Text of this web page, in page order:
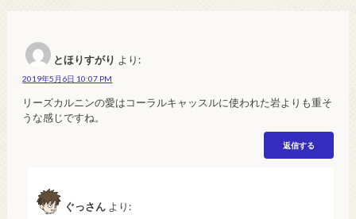
とほりすがり より:
2019年5月6日 10:07 PM
リーズカルニンの愛はコーラルキャッスルに使われた岩よりも重そ
うな感じですね。
返信する
ぐっさん より: